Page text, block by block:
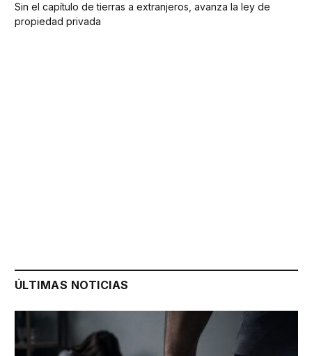
Sin el capítulo de tierras a extranjeros, avanza la ley de
propiedad privada
ÚLTIMAS NOTICIAS